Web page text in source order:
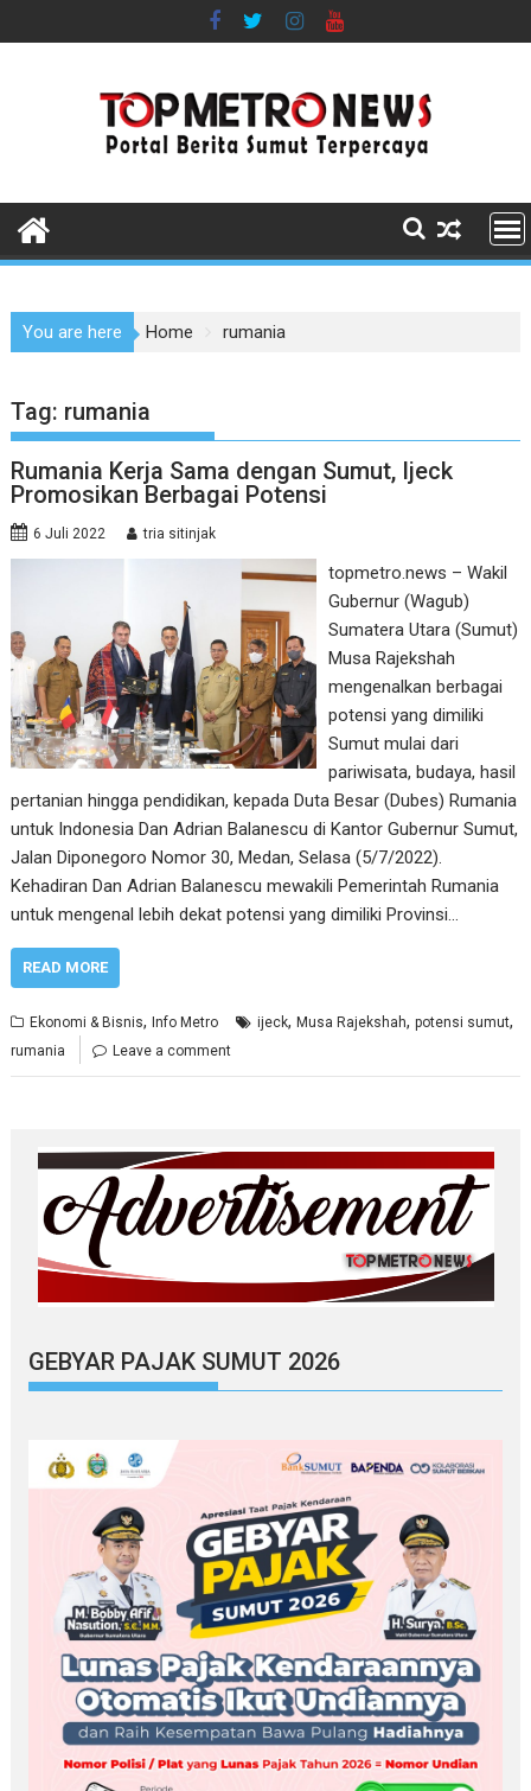
to
You are here Home rumania
Tag: rumania
Rumania Kerja Sama dengan Sumut, Ijeck
Promosikan Berbagai Potensi
6 Juli 2022 tria sitinjak
topmetro.news – Wakil
Gubernur (Wagub)
Sumatera Utara (Sumut)
Musa Rajekshah
mengenalkan berbagai
potensi yang dimiliki
Sumut mulai dari
pariwisata, budaya, hasil
pertanian hingga pendidikan, kepada Duta Besar (Dubes) Rumania
untuk Indonesia Dan Adrian Balanescu di Kantor Gubernur Sumut,
Jalan Diponegoro Nomor 30, Medan, Selasa (5/7/2022).
Kehadiran Dan Adrian Balanescu mewakili Pemerintah Rumania
untuk mengenal lebih dekat potensi yang dimiliki Provinsi…
READ MORE
Ekonomi & Bisnis,Info Metro ijeck,Musa Rajekshah,potensi sumut,
rumania Leave a comment
GEBYAR PAJAK SUMUT 2026